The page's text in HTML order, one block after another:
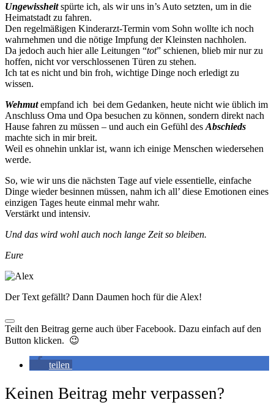
Ungewissheit spürte ich, als wir uns in’s Auto setzten, um in die
Heimatstadt zu fahren.
Den regelmäßigen Kinderarzt-Termin vom Sohn wollte ich noch
wahrnehmen und die nötige Impfung der Kleinsten nachholen.
Da jedoch auch hier alle Leitungen “tot” schienen, blieb mir nur zu
hoffen, nicht vor verschlossenen Türen zu stehen.
Ich tat es nicht und bin froh, wichtige Dinge noch erledigt zu
wissen.
Wehmut empfand ich bei dem Gedanken, heute nicht wie üblich im
Anschluss Oma und Opa besuchen zu können, sondern direkt nach
Hause fahren zu müssen – und auch ein Gefühl des Abschieds
machte sich in mir breit.
Weil es ohnehin unklar ist, wann ich einige Menschen wiedersehen
werde.
So, wie wir uns die nächsten Tage auf viele essentielle, einfache
Dinge wieder besinnen müssen, nahm ich all’ diese Emotionen eines
einzigen Tages heute einmal mehr wahr.
Verstärkt und intensiv.
Und das wird wohl auch noch lange Zeit so bleiben.
Eure
Der Text gefällt? Dann Daumen hoch für die Alex!
Teilt den Beitrag gerne auch über Facebook. Dazu einfach auf den
Button klicken. 😉
teilen
Keinen Beitrag mehr verpassen?